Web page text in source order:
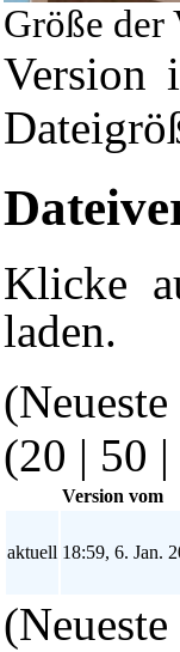
Größe der
Version
Klicke
laden.
(20 | 50 |
Version vom
aktuell 18:59, 6. Jan.